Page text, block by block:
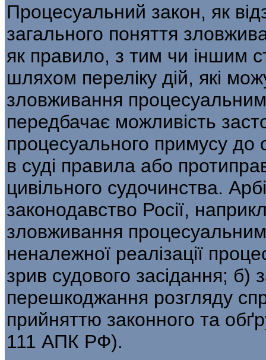
Процесуальний закон, як
загального по­няття
як правило, з тим чи іншим
шляхом переліку дій, які
зловживання
передбачає можливість
процесуального примусу до
в суді правила або
цивільного судочинства.
законодавство Росії,
зловживання
неналежної реалізації
зрив су­дового засідання; б)
перешкоджання розгляду
прийняттю законного та
111 АПК РФ).